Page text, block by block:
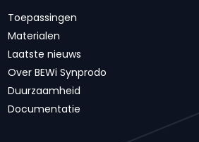
Toepassingen
Materialen
Laatste nieuws
Over BEWi Synprodo
Duurzaamheid
Documentatie